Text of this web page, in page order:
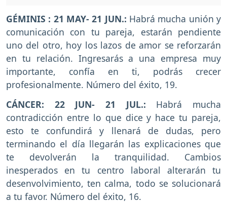
GÉMINIS : 21 MAY- 21 JUN.: Habrá mucha unión y
comunicación con tu pareja, estarán pendiente
uno del otro, hoy los lazos de amor se reforzarán
en tu relación. Ingresarás a una empresa muy
importante, confía en ti, podrás crecer
profesionalmente. Número del éxito, 19.
CÁNCER: 22 JUN- 21 JUL.: Habrá mucha
contradicción entre lo que dice y hace tu pareja,
esto te confundirá y llenará de dudas, pero
terminando el día llegarán las explicaciones que
te devolverán la tranquilidad. Cambios
inesperados en tu centro laboral alterarán tu
desenvolvimiento, ten calma, todo se solucionará
a tu favor. Número del éxito, 16.